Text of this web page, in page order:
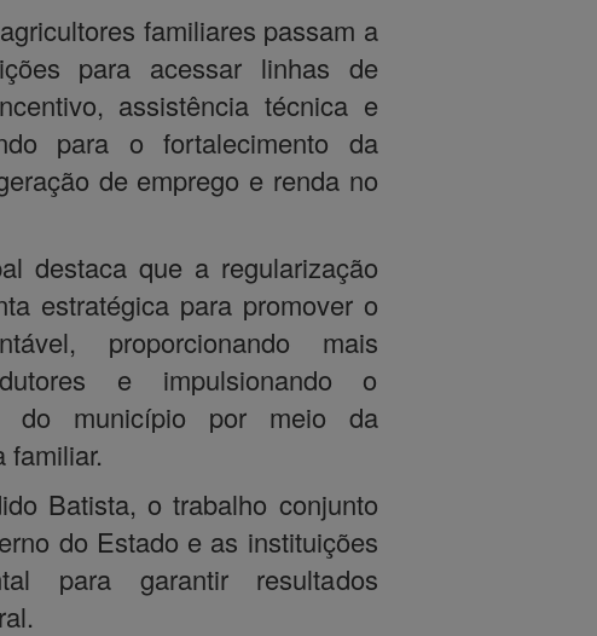
familiares passam a
para acessar linhas de
assistência técnica e
para o fortalecimento da
de emprego e renda no
destaca que a regularização
estratégica para promover o
proporcionando mais
e impulsionando o
do município por meio da
familiar.
Batista, o trabalho conjunto
do Estado e as instituições
para garantir resultados